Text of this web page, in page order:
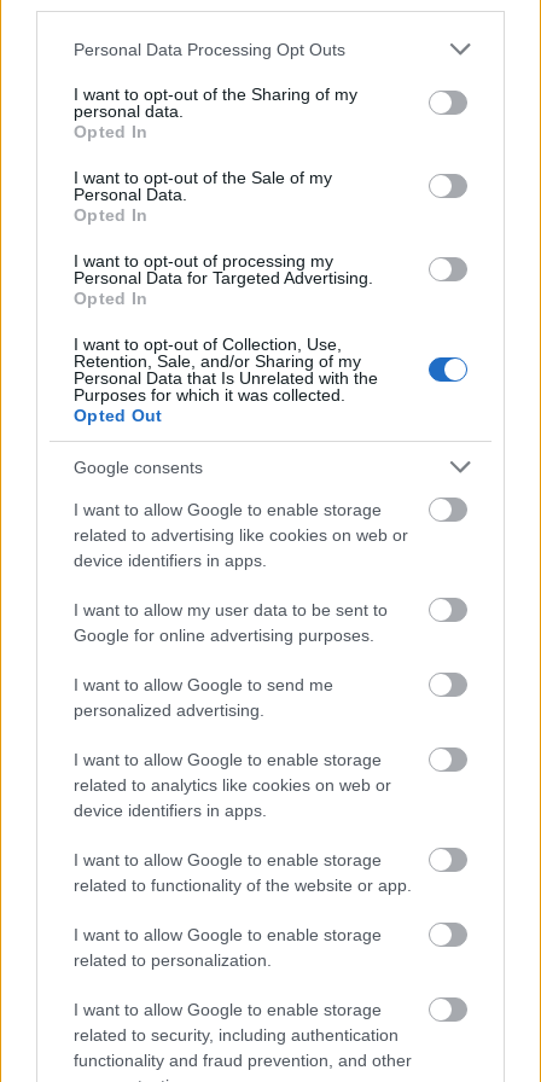
Please note that this website/app uses one or more Google
not limited to your visit or usage behaviour. You may click to
grant or deny consent to Google and its third-party tags to
use your data for below specified purposes in below Google
consent section.
Personal Data Processing Opt Outs
I want to opt-out of the Sharing of my
personal data.
Opted In
I want to opt-out of the Sale of my
Personal Data.
Opted In
I want to opt-out of processing my
Personal Data for Targeted Advertising.
Opted In
I want to opt-out of Collection, Use,
Retention, Sale, and/or Sharing of my
Personal Data that Is Unrelated with the
Purposes for which it was collected.
Opted Out
Google consents
I want to allow Google to enable storage
related to advertising like cookies on web or
device identifiers in apps.
I want to allow my user data to be sent to
Google for online advertising purposes.
I want to allow Google to send me
personalized advertising.
I want to allow Google to enable storage
related to analytics like cookies on web or
device identifiers in apps.
I want to allow Google to enable storage
related to functionality of the website or app.
I want to allow Google to enable storage
related to personalization.
I want to allow Google to enable storage
related to security, including authentication
functionality and fraud prevention, and other
Címkék:érdekesség seat nepper autóvásárlás
Ajánlott bejegyzések:
Még nem késő! - OT Expo 2011
Egy nehéz nap
Már megint a hülye angolok
Szólj hozzá!